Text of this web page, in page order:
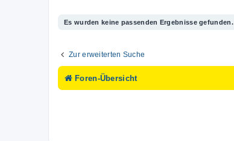
Es wurden keine passenden Ergebnisse gefunden.
Zur erweiterten Suche
Foren-Übersicht